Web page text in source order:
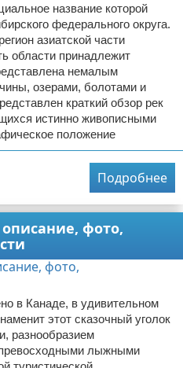
название которой
федерального округа.
азиатской части
области принадлежит
немалым
озерами, болотами и
краткий обзор рек
истинно живописными
положение
Подробнее
фото,
в Канаде, в удивительном
этот сказочный уголок
разнообразием
лыжными